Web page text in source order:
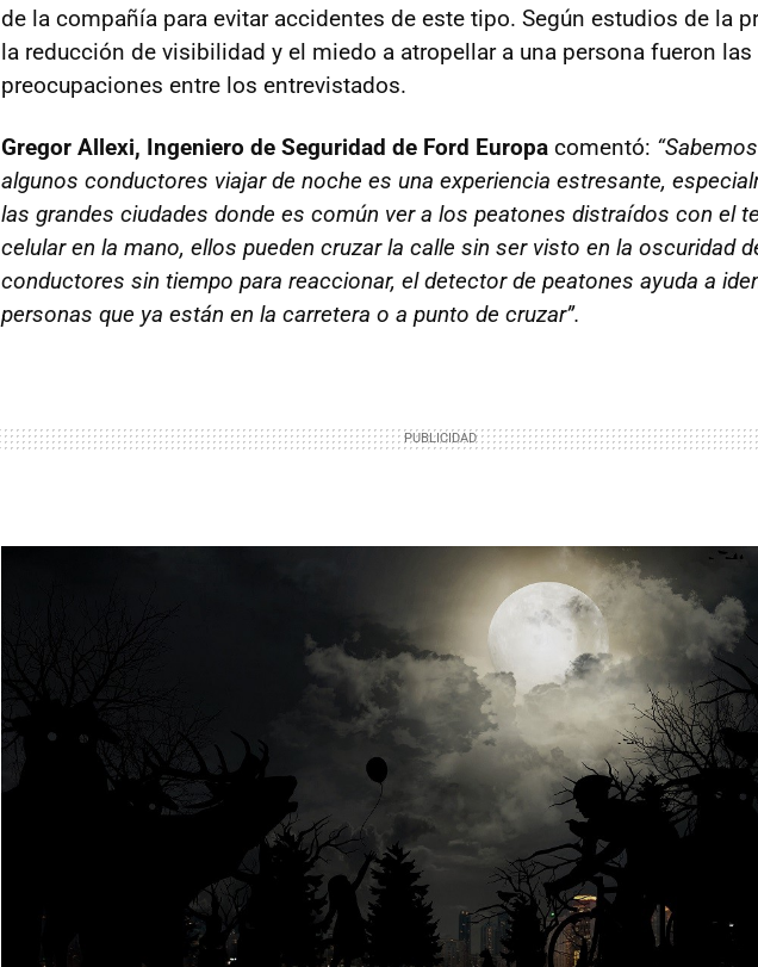
de la compañía para evitar accidentes de este tipo. Según estudios de la
la reducción de visibilidad y el miedo a atropellar a una persona fueron las
preocupaciones entre los entrevistados.
Gregor Allexi, Ingeniero de Seguridad de Ford Europa comentó:
algunos conductores viajar de noche es una experiencia estresante,
las grandes ciudades donde es común ver a los peatones distraídos con el
celular en la mano, ellos pueden cruzar la calle sin ser visto en la oscuridad
conductores sin tiempo para reaccionar, el detector de peatones ayuda a
personas que ya están en la carretera o a punto de cruzar”.